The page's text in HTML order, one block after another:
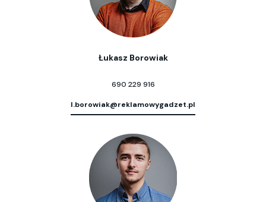
Łukasz Borowiak
690 229 916
l.borowiak@reklamowygadzet.pl